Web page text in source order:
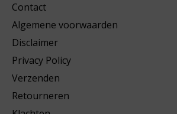
Contact
Algemene voorwaarden
Disclaimer
Privacy Policy
Verzenden
Retourneren